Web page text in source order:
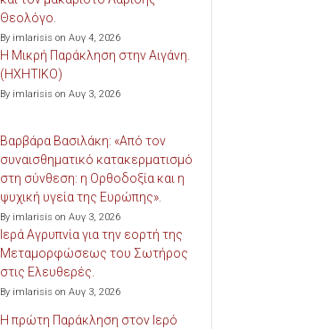
Θεολόγο.
By imlarisis on Αυγ 4, 2026
Η Μικρή Παράκληση στην Αιγάνη.
(ΗΧΗΤΙΚΟ)
By imlarisis on Αυγ 3, 2026
Βαρβάρα Βασιλάκη: «Από τον
συναισθηματικό κατακερματισμό
στη σύνθεση: η Ορθοδοξία και η
ψυχική υγεία της Ευρώπης».
By imlarisis on Αυγ 3, 2026
Ιερά Αγρυπνία για την εορτή της
Μεταμορφώσεως του Σωτήρος
στις Ελευθερές.
By imlarisis on Αυγ 3, 2026
Η πρώτη Παράκληση στον Ιερό